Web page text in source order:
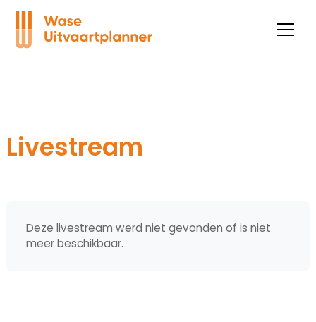
Livestream
Deze livestream werd niet gevonden of is niet
meer beschikbaar.